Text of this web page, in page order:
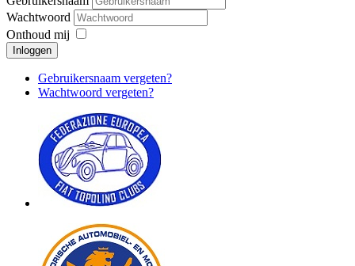
Wachtwoord
Onthoud mij
Inloggen
Gebruikersnaam vergeten?
Wachtwoord vergeten?